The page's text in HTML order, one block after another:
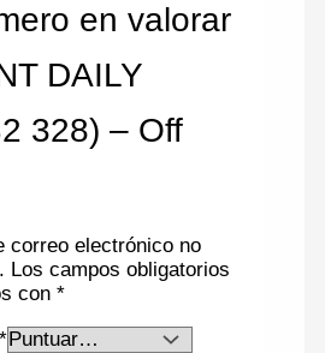
en valorar
DAILY
328) – Off
correo electrónico no
Los campos obligatorios
con*
*